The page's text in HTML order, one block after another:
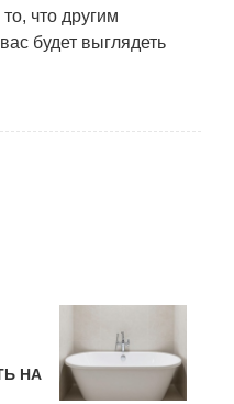
что другим
будет выглядеть
НА